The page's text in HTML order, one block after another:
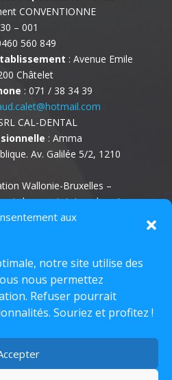
aux
notre site utilise des
nous permettez
Refuser pourrait
Souriez et profitez !
CONVENTIONNE
– 001
560 849
: Avenue Emile
Châtelet
: 071 / 38 34 39
CAL-DENTAL
: Amma
Av. Galilée 5/2, 1210
Wallonie-Bruxelles –
des prestataires de soins
Lavallée, 1 – 5ème étage,
fédérale de Contrôle
Ravenstein 36, 1000
|RGPD